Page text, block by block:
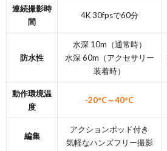
連続撮影時
間
4K 30fpsで60分
防水性
水深 10m（通常時）
水深 60m（アクセサリー
装着時）
動作環境温
度
-20°C～40°C
編集
アクションポッド付き
気軽なハンズフリー撮影